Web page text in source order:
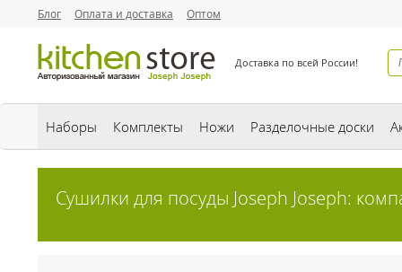
Блог Оплата и доставка Оптом
Доставка по всей России!
Наборы Комплекты Ножи Разделочные доски
Сушилки для посуды Joseph Joseph: